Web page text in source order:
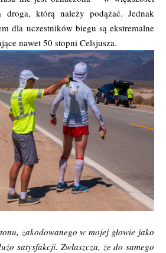
droga, którą należy podążać. Jednak
dla uczestników biegu są ekstremalne
nawet 50 stopni Celsjusza.
zakodowanego w mojej głowie jako
satysfakcji. Zwłaszcza, że do samego